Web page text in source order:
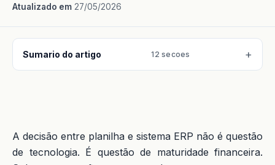
Atualizado em 27/05/2026
Sumario do artigo 12 secoes
A decisão entre planilha e sistema ERP não é questão
de tecnologia. É questão de maturidade financeira.